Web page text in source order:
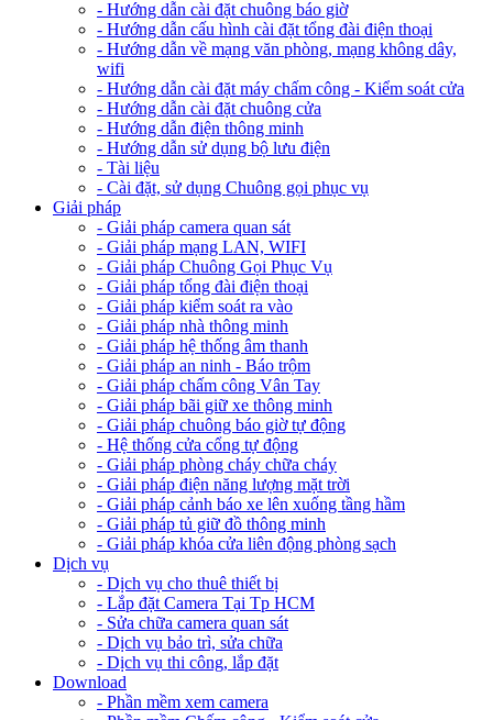
- Hướng dẫn cài đặt chuông báo giờ
- Hướng dẫn cấu hình cài đặt tổng đài điện thoại
- Hướng dẫn về mạng văn phòng, mạng không dây,
wifi
- Hướng dẫn cài đặt máy chấm công - Kiểm soát cửa
- Hướng dẫn cài đặt chuông cửa
- Hướng dẫn điện thông minh
- Hướng dẫn sử dụng bộ lưu điện
- Tài liệu
- Cài đặt, sử dụng Chuông gọi phục vụ
Giải pháp
- Giải pháp camera quan sát
- Giải pháp mạng LAN, WIFI
- Giải pháp Chuông Gọi Phục Vụ
- Giải pháp tổng đài điện thoại
- Giải pháp kiểm soát ra vào
- Giải pháp nhà thông minh
- Giải pháp hệ thống âm thanh
- Giải pháp an ninh - Báo trộm
- Giải pháp chấm công Vân Tay
- Giải pháp bãi giữ xe thông minh
- Giải pháp chuông báo giờ tự động
- Hệ thống cửa cổng tự động
- Giải pháp phòng cháy chữa cháy
- Giải pháp điện năng lượng mặt trời
- Giải pháp cảnh báo xe lên xuống tầng hầm
- Giải pháp tủ giữ đồ thông minh
- Giải pháp khóa cửa liên động phòng sạch
Dịch vụ
- Dịch vụ cho thuê thiết bị
- Lắp đặt Camera Tại Tp HCM
- Sửa chữa camera quan sát
- Dịch vụ bảo trì, sửa chữa
- Dịch vụ thi công, lắp đặt
Download
- Phần mềm xem camera